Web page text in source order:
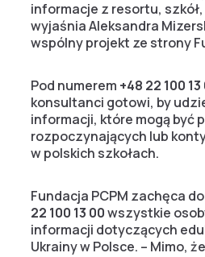
informacje z resortu,
wyjaśnia Aleksandra
wspólny projekt ze strony
Pod numerem +48 22 100 13
konsultanci gotowi, by
informacji, które mogą być
rozpoczynających lub
w polskich szkołach.
Fundacja PCPM zachęca
22 100 13 00wszystkie
informacji dotyczących
Ukrainy w Polsce. – Mimo,